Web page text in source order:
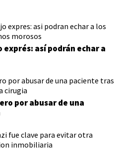
así podrán echar a
por abusar de una